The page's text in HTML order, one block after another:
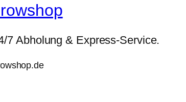
7 Abholung & Express-Service.